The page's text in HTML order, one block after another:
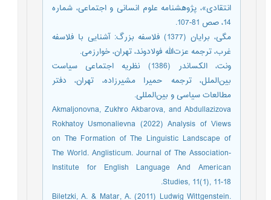
انتقادی»، پژوهشنامه علوم انسانی و اجتماعی، شماره
14، صص 81-107.
مگی، برایان (1377) فلاسفه بزرگ: آشنایی با فلاسفه
غرب، ترجمه عزت‌الله فولادوند، تهران، خوارزمی.
ونت، الکساندر (1386) نظریه اجتماعی سیاست
بین‌الملل، ترجمه حمیرا مشیرزاده، تهران، دفتر
مطالعات سیاسی و بین‌المللی.
Akmaljonovna, Zukhro Akbarova, and Abdullazizova
Rokhatoy Usmonalievna (2022) Analysis of Views
on The Formation of The Linguistic Landscape of
The World. Anglisticum. Journal of The Association-
Institute for English Language And American
Studies, 11(1), 11-18.
Biletzki, A. & Matar, A. (2011) Ludwig Wittgenstein.